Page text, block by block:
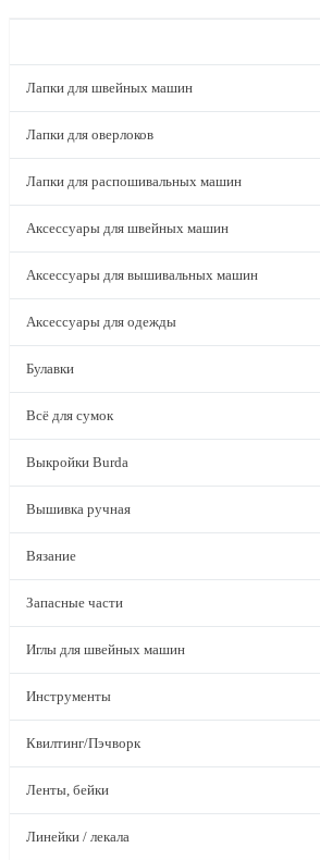
Лапки для швейных машин
Лапки для оверлоков
Лапки для распошивальных машин
Аксессуары для швейных машин
Аксессуары для вышивальных машин
Аксессуары для одежды
Булавки
Всё для сумок
Выкройки Burda
Вышивка ручная
Вязание
Запасные части
Иглы для швейных машин
Инструменты
Квилтинг/Пэчворк
Ленты, бейки
Линейки / лекала